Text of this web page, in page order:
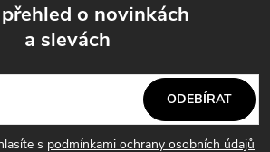
o novinkách
a slevách
s podmínkami ochrany osobních údajů
ODEBÍRAT